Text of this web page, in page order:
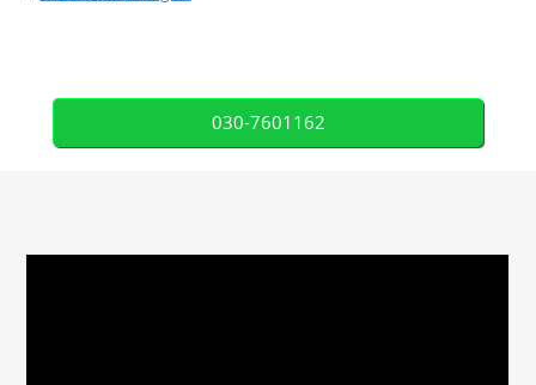
030-7601162